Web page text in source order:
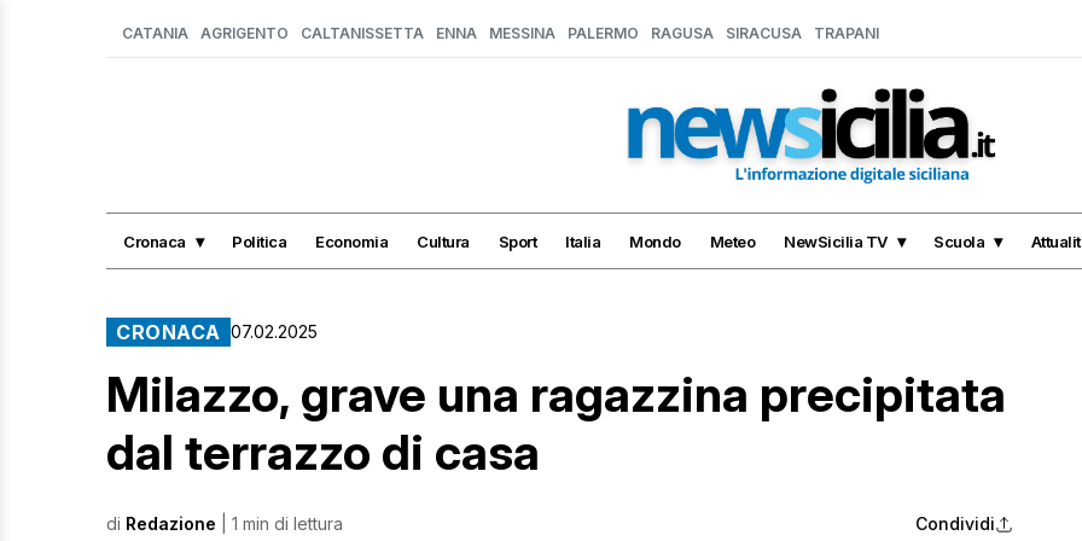
CATANIA AGRIGENTO CALTANISSETTA ENNA MESSINA PALERMO RAGUSA SIRACUSA TRAPANI
Cronaca Politica Economia Cultura Sport Italia Mondo Meteo NewSicilia TV Scuola
CRONACA 07.02.2025
Milazzo, grave una ragazzina precipitata
dal terrazzo di casa
di Redazione | 1 min di lettura Condividi